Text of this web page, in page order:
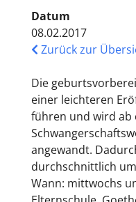
Datum
08.02.2017
Zurück zur
Die
einer leichteren
führen und wird ab
angewandt.
durchschnittlich
Wann: mittwochs